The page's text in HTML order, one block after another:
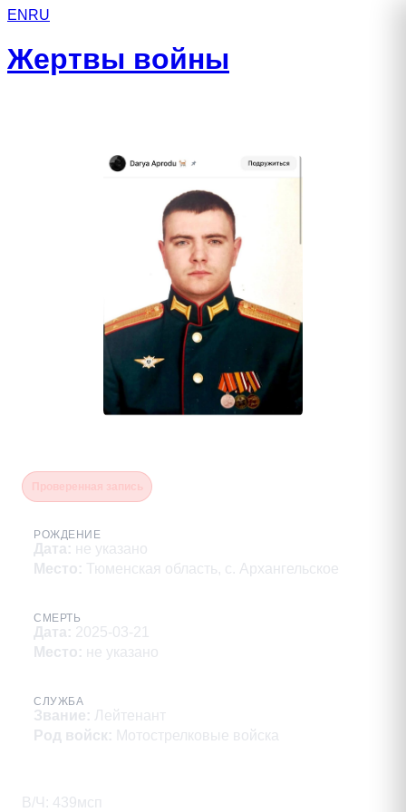
EN RU
Жертвы войны
РОЖДЕНИЕ
Дата: не указано
Место: Тюменская область, с. Архангельское
СМЕРТЬ
Дата: 2025-03-21
Место: не указано
СЛУЖБА
Звание: Лейтенант
Род войск: Мотострелковые войска
В/Ч: 439мсп